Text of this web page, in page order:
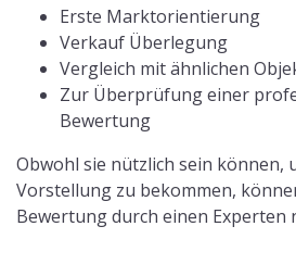
Erste Marktorientierung
Verkauf Überlegung
Vergleich mit ähnlichen
Zur Überprüfung einer
Bewertung
Obwohl sie nützlich sein können,
Vorstellung zu bekommen,
Bewertung durch einen Experten